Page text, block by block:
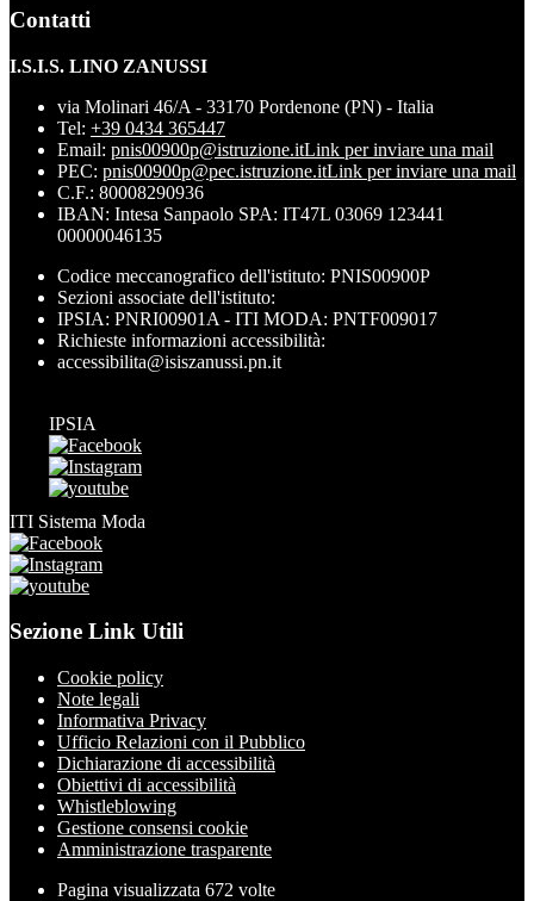
Contatti
I.S.I.S. LINO ZANUSSI
via Molinari 46/A - 33170 Pordenone (PN) - Italia
Tel: +39 0434 365447
Email: pnis00900p@istruzione.itLink per inviare una mail
PEC: pnis00900p@pec.istruzione.itLink per inviare una mail
C.F.: 80008290936
IBAN: Intesa Sanpaolo SPA: IT47L 03069 123441
00000046135
Codice meccanografico dell'istituto: PNIS00900P
Sezioni associate dell'istituto:
IPSIA: PNRI00901A - ITI MODA: PNTF009017
Richieste informazioni accessibilità:
accessibilita@isiszanussi.pn.it
IPSIA
ITI Sistema Moda
Sezione Link Utili
Cookie policy
Note legali
Informativa Privacy
Ufficio Relazioni con il Pubblico
Dichiarazione di accessibilità
Obiettivi di accessibilità
Whistleblowing
Gestione consensi cookie
Amministrazione trasparente
Pagina visualizzata 672 volte